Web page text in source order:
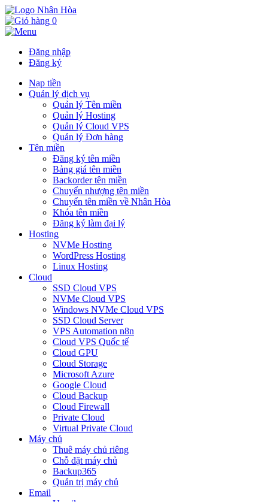
0
Đăng nhập
Đăng ký
Nạp tiền
Quản lý dịch vụ
Quản lý Tên miền
Quản lý Hosting
Quản lý Cloud VPS
Quản lý Đơn hàng
Tên miền
Đăng ký tên miền
Bảng giá tên miền
Backorder tên miền
Chuyển nhượng tên miền
Chuyển tên miền về Nhân Hòa
Khóa tên miền
Đăng ký làm đại lý
Hosting
NVMe Hosting
WordPress Hosting
Linux Hosting
Cloud
SSD Cloud VPS
NVMe Cloud VPS
Windows NVMe Cloud VPS
SSD Cloud Server
VPS Automation n8n
Cloud VPS Quốc tế
Cloud GPU
Cloud Storage
Microsoft Azure
Google Cloud
Cloud Backup
Cloud Firewall
Private Cloud
Virtual Private Cloud
Máy chủ
Thuê máy chủ riêng
Chỗ đặt máy chủ
Backup365
Quản trị máy chủ
Email